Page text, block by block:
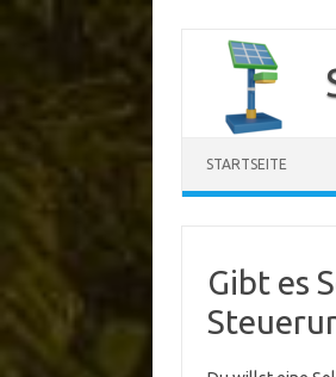
springen
STARTSEITE
Gibt es